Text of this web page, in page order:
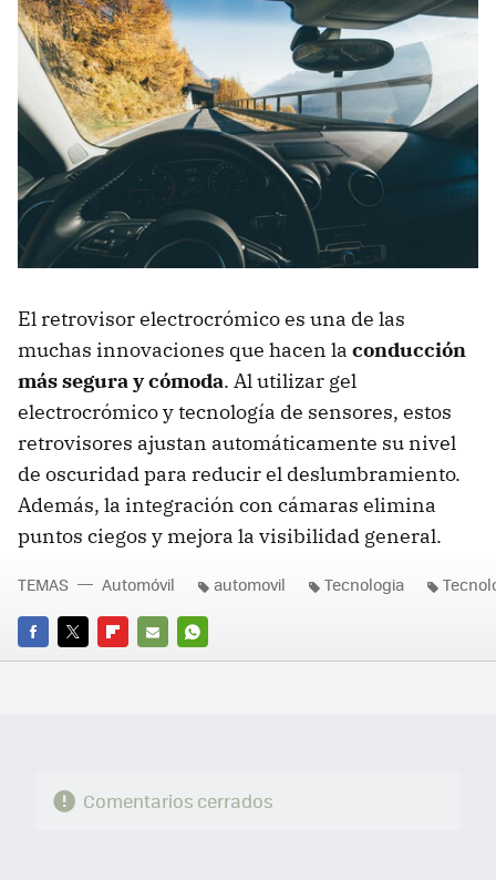
El retrovisor electrocrómico es una de las
muchas innovaciones que hacen la conducción
más segura y cómoda. Al utilizar gel
electrocrómico y tecnología de sensores, estos
retrovisores ajustan automáticamente su nivel
de oscuridad para reducir el deslumbramiento.
Además, la integración con cámaras elimina
puntos ciegos y mejora la visibilidad general.
FACEBOOK
TWITTERFLIPBOARD
E-
WHATSAPP
TEMAS Automóvil automovil Tecnologia
Comentarios cerrados